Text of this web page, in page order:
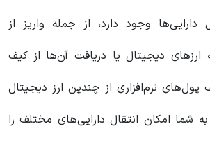
دارایی‌ها وجود دارد، از جمله واریز از
ارزهای دیجیتال یا دریافت آن‌ها از کیف
پول‌های نرم‌افزاری از چندین ارز دیجیتال
شما امکان انتقال دارایی‌های مختلف را